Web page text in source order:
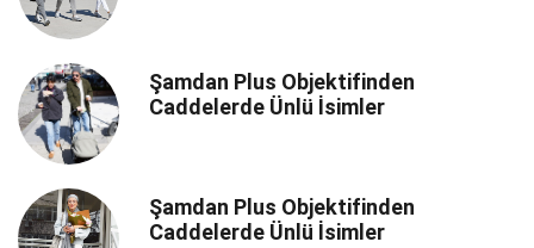
Şamdan Plus Objektifinden
Caddelerde Ünlü İsimler
Şamdan Plus Objektifinden
Caddelerde Ünlü İsimler